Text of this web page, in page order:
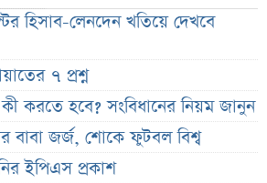
হিসাব-লেনদেন খতিয়ে দেখবে
৭ প্রশ্ন
কী করতে হবে? সংবিধানের নিয়ম জানুন
বাবা জর্জ, শোকে ফুটবল বিশ্ব
ইপিএস প্রকাশ